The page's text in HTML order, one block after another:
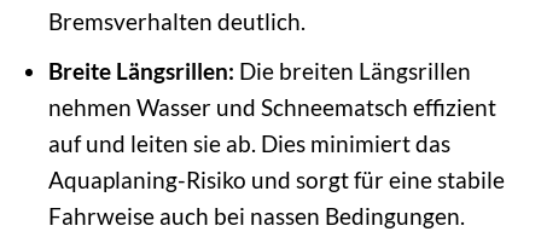
Bremsverhalten deutlich.
Breite Längsrillen: Die breiten Längsrillen
nehmen Wasser und Schneematsch effizient
auf und leiten sie ab. Dies minimiert das
Aquaplaning-Risiko und sorgt für eine stabile
Fahrweise auch bei nassen Bedingungen.